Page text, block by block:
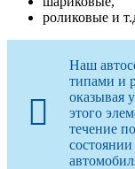
роликовые и
Наш
типами и
оказывая
этого
течение